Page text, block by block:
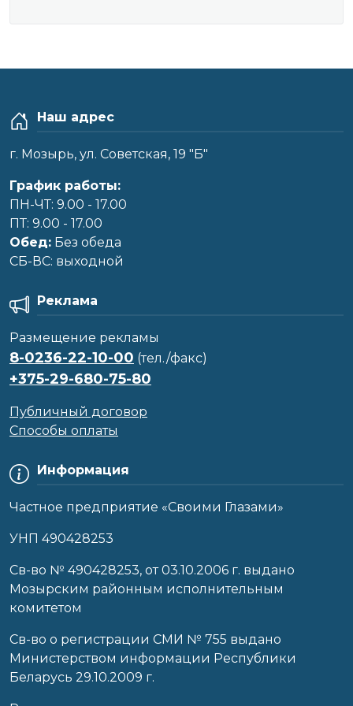
Наш адрес
г. Мозырь, ул. Советская, 19 "Б"
График работы:
ПН-ЧТ: 9.00 - 17.00
ПТ: 9.00 - 17.00
Обед: Без обеда
CБ-ВС: выходной
Информация
Частное предприятие «Своими Глазами»
УНП 490428253
Cв-во № 490428253, от 03.10.2006 г. выдано
Мозырским районным исполнительным
комитетом
Св-во о регистрации СМИ № 755 выдано
Министерством информации Республики
Беларусь 29.10.2009 г.
Реклама
Размещение рекламы
8-0236-22-10-00 (тел./факс)
+375-29-680-75-80
Публичный договор
Способы оплаты